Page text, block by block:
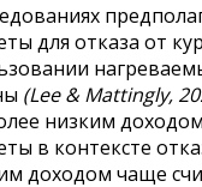
для отказа от
(Lee & Mattingly,
низким
в контексте
доходом чаще